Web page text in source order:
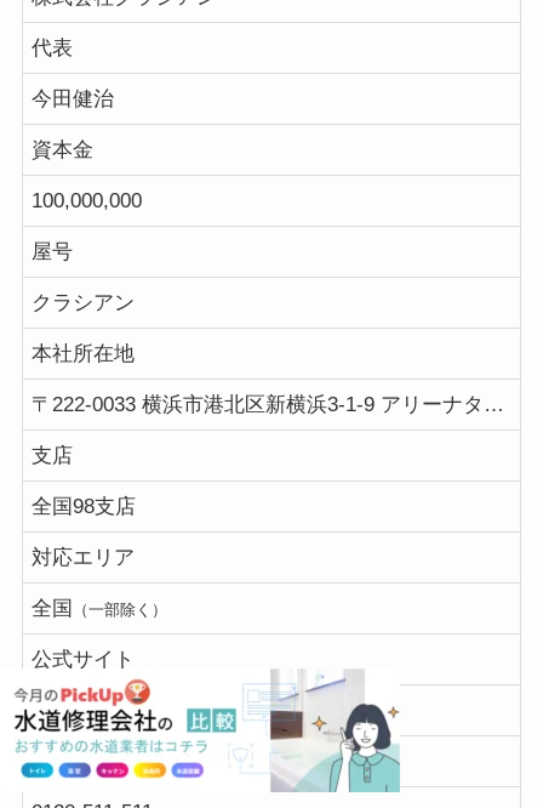
代表
今田健治
資本金
100,000,000
屋号
クラシアン
本社所在地
〒222-0033 横浜市港北区新横浜3-1-9 アリーナタワー13階
支店
全国98支店
対応エリア
全国 （一部除く）
公式サイト
【クラシアン】
電話受付